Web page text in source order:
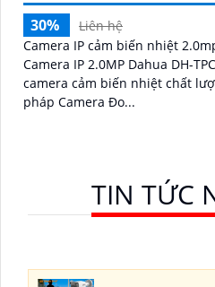
30%
Liên hệ
Camera IP cảm biến nhiệt
Camera IP 2.0MP Dahua DH-
camera cảm biến nhiệt chất lượng,
pháp Camera Đo...
TIN TỨC